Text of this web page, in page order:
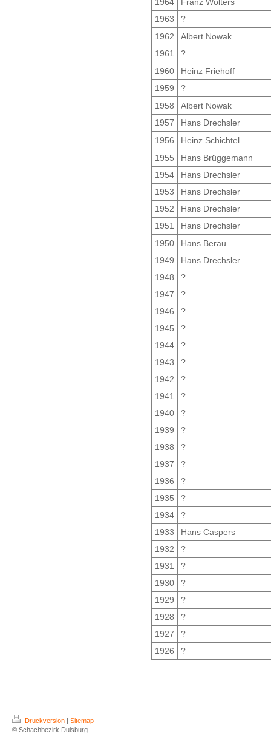
1963
?
1962
Albert Nowak
1961
?
1960
Heinz Friehoff
1959
?
1958
Albert Nowak
1957
Hans Drechsler
1956
Heinz Schichtel
1955
Hans Brüggemann
1954
Hans Drechsler
1953
Hans Drechsler
1952
Hans Drechsler
1951
Hans Drechsler
1950
Hans Berau
1949
Hans Drechsler
1948
?
1947
?
1946
?
1945
?
1944
?
1943
?
1942
?
1941
?
1940
?
1939
?
1938
?
1937
?
1936
?
1935
?
1934
?
1933
Hans Caspers
1932
?
1931
?
1930
?
1929
?
1928
?
1927
?
1926
?
Druckversion | Sitemap
© Schachbezirk Duisburg